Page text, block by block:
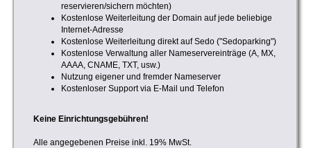
reservieren/sichern möchten)
Kostenlose Weiterleitung der Domain auf jede beliebige
Internet-Adresse
Kostenlose Weiterleitung direkt auf Sedo ("Sedoparking")
Kostenlose Verwaltung aller Nameservereinträge (A, MX,
AAAA, CNAME, TXT, usw.)
Nutzung eigener und fremder Nameserver
Kostenloser Support via E-Mail und Telefon
Keine Einrichtungsgebühren!
Alle angegebenen Preise inkl. 19% MwSt.